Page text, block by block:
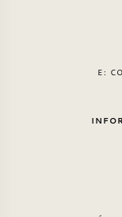
E: